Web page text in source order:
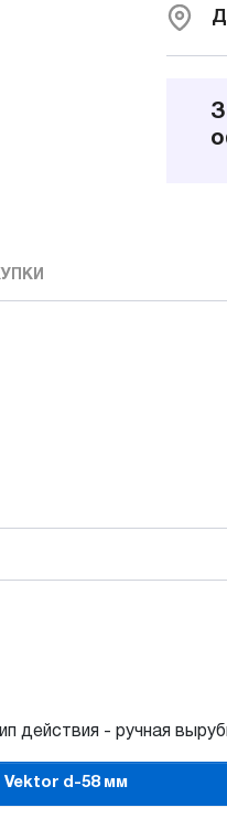
действия - ручная
d-58 мм